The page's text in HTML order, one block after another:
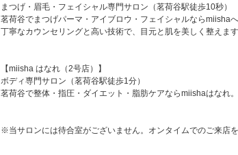
まつげ・眉毛・フェイシャル専門サロン（茗荷谷駅徒歩10秒）
茗荷谷でまつげパーマ・アイブロウ・フェイシャルならmiishaへ
丁寧なカウンセリングと高い技術で、目元と肌を美しく整えます
【miisha はなれ（2号店）】
ボディ専門サロン（茗荷谷駅徒歩1分）
茗荷谷で整体・指圧・ダイエット・脂肪ケアならmiishaはなれ。
※当サロンには待合室がございません。オンタイムでのご来店を